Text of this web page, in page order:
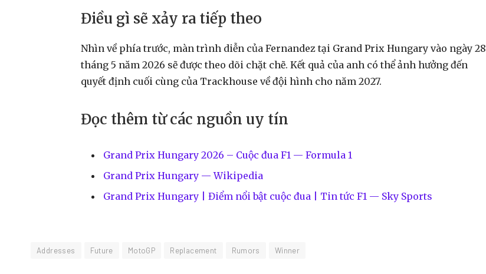
Điều gì sẽ xảy ra tiếp theo
Nhìn về phía trước, màn trình diễn của Fernandez tại Grand Prix Hungary vào ngày 28
tháng 5 năm 2026 sẽ được theo dõi chặt chẽ. Kết quả của anh có thể ảnh hưởng đến
quyết định cuối cùng của Trackhouse về đội hình cho năm 2027.
Đọc thêm từ các nguồn uy tín
Grand Prix Hungary 2026 – Cuộc đua F1 — Formula 1
Grand Prix Hungary — Wikipedia
Grand Prix Hungary | Điểm nổi bật cuộc đua | Tin tức F1 — Sky Sports
Addresses Future MotoGP Replacement Rumors Winner